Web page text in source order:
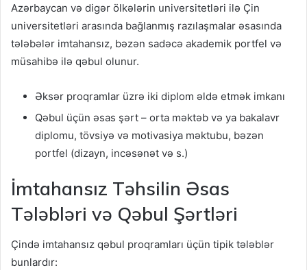
Azərbaycan və digər ölkələrin universitetləri ilə Çin
universitetləri arasında bağlanmış razılaşmalar əsasında
tələbələr imtahansız, bəzən sadəcə akademik portfel və
müsahibə ilə qəbul olunur.
Əksər proqramlar üzrə iki diplom əldə etmək imkanı
Qəbul üçün əsas şərt – orta məktəb və ya bakalavr
diplomu, tövsiyə və motivasiya məktubu, bəzən
portfel (dizayn, incəsənət və s.)
İmtahansız Təhsilin Əsas
Tələbləri və Qəbul Şərtləri
Çində imtahansız qəbul proqramları üçün tipik tələblər
bunlardır: